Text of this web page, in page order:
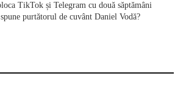
TikTok și Telegram cu două săptămâni
purtătorul de cuvânt Daniel Vodă?